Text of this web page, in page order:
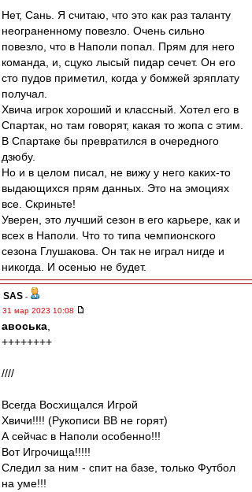
Нет, Сань. Я считаю, что это как раз таланту
неограненному повезло. Очень сильно
повезло, что в Наполи попал. Прям для него
команда, и, сцуко лысый пидар сечет. Он его
сто пудов приметил, когда у бомжей зряплату
получал.
Хвича игрок хороший и классный. Хотел его в
Спартак, но там говорят, какая то жопа с этим.
В Спартаке бы превратился в очередного
дзюбу.
Но и в целом писал, не вижу у него каких-то
выдающихся прям данных. Это на эмоциях
все. Скриньте!
Уверен, это лучший сезон в его карьере, как и
всех в Наполи. Что то типа чемпионского
сезона Глушакова. Он так не играл нигде и
никогда. И осенью не будет.
SAS -
31 мар 2023 10:08
авоська
++++++++
////
Всегда Восхищался Игрой
Хвичи!!!! (Рукописи ВВ не горят)
А сейчас в Наполи особенно!!!
Вот Игрочища!!!!!
Следил за ним - спит на базе, только Футбол
на уме!!!